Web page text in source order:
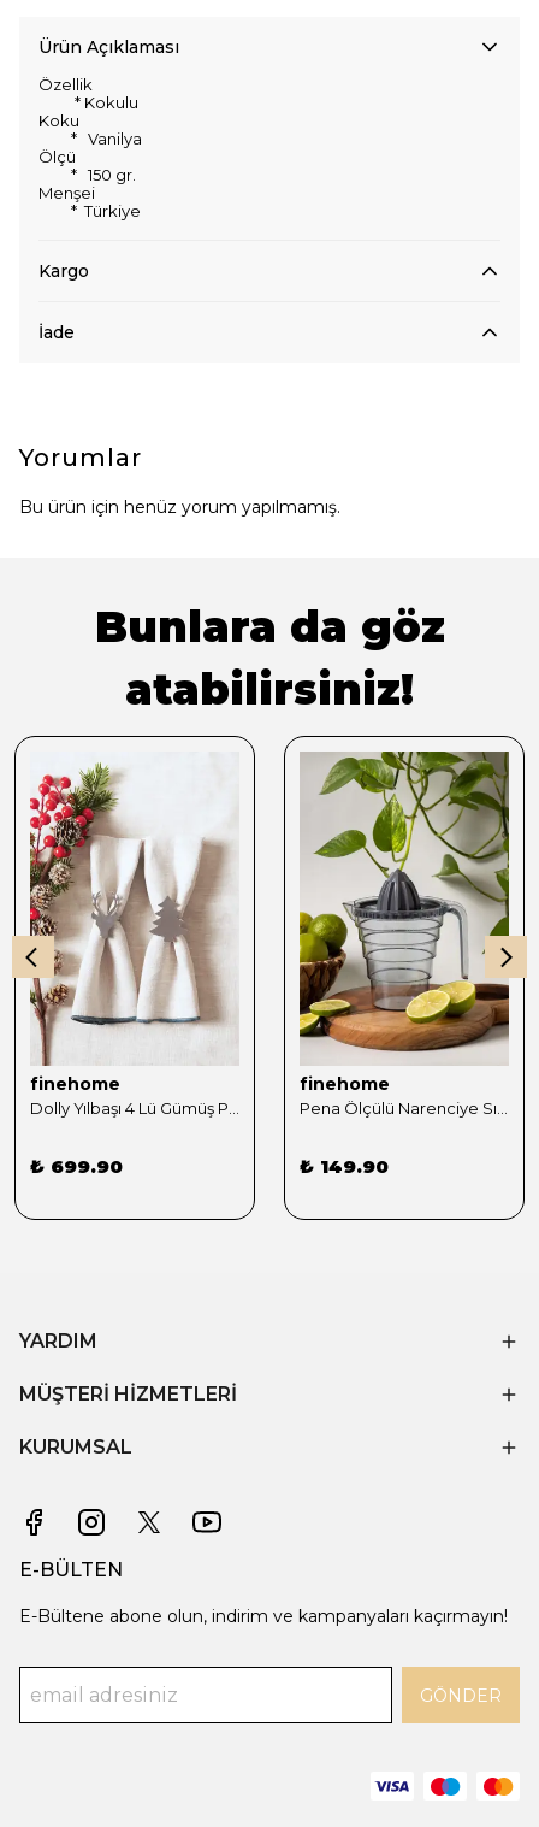
Ürün Açıklaması
Özellik
* Kokulu
Koku
* Vanilya
Ölçü
* 150 gr.
Menşei
* Türkiye
Kargo
İade
Yorumlar
Bu ürün için henüz yorum yapılmamış.
Bunlara da göz
atabilirsiniz!
finehome
₺ 699.90
finehome
₺ 149.90
YARDIM
MÜŞTERİ HİZMETLERİ
KURUMSAL
E-BÜLTEN
E-Bültene abone olun, indirim ve kampanyaları kaçırmayın!
GÖNDER